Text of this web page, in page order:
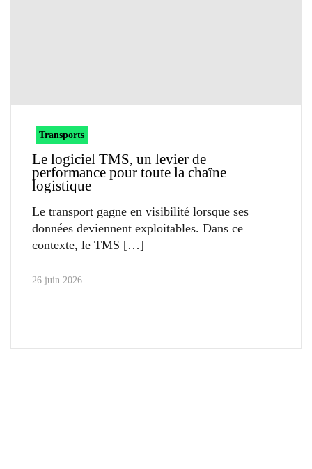
Transports
Le logiciel TMS, un levier de
performance pour toute la chaîne
logistique
Le transport gagne en visibilité lorsque ses
données deviennent exploitables. Dans ce
contexte, le TMS
26 juin 2026